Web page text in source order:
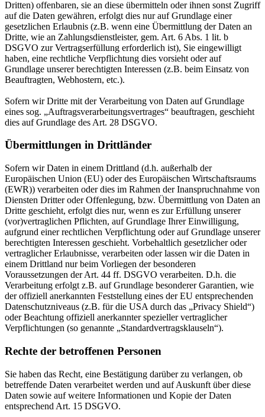
Dritten) offenbaren, sie an diese übermitteln oder ihnen sonst Zugriff
auf die Daten gewähren, erfolgt dies nur auf Grundlage einer
gesetzlichen Erlaubnis (z.B. wenn eine Übermittlung der Daten an
Dritte, wie an Zahlungsdienstleister, gem. Art. 6 Abs. 1 lit. b
DSGVO zur Vertragserfüllung erforderlich ist), Sie eingewilligt
haben, eine rechtliche Verpflichtung dies vorsieht oder auf
Grundlage unserer berechtigten Interessen (z.B. beim Einsatz von
Beauftragten, Webhostern, etc.).
Sofern wir Dritte mit der Verarbeitung von Daten auf Grundlage
eines sog. „Auftragsverarbeitungsvertrages“ beauftragen, geschieht
dies auf Grundlage des Art. 28 DSGVO.
Übermittlungen in Drittländer
Sofern wir Daten in einem Drittland (d.h. außerhalb der
Europäischen Union (EU) oder des Europäischen Wirtschaftsraums
(EWR)) verarbeiten oder dies im Rahmen der Inanspruchnahme von
Diensten Dritter oder Offenlegung, bzw. Übermittlung von Daten an
Dritte geschieht, erfolgt dies nur, wenn es zur Erfüllung unserer
(vor)vertraglichen Pflichten, auf Grundlage Ihrer Einwilligung,
aufgrund einer rechtlichen Verpflichtung oder auf Grundlage unserer
berechtigten Interessen geschieht. Vorbehaltlich gesetzlicher oder
vertraglicher Erlaubnisse, verarbeiten oder lassen wir die Daten in
einem Drittland nur beim Vorliegen der besonderen
Voraussetzungen der Art. 44 ff. DSGVO verarbeiten. D.h. die
Verarbeitung erfolgt z.B. auf Grundlage besonderer Garantien, wie
der offiziell anerkannten Feststellung eines der EU entsprechenden
Datenschutzniveaus (z.B. für die USA durch das „Privacy Shield“)
oder Beachtung offiziell anerkannter spezieller vertraglicher
Verpflichtungen (so genannte „Standardvertragsklauseln“).
Rechte der betroffenen Personen
Sie haben das Recht, eine Bestätigung darüber zu verlangen, ob
betreffende Daten verarbeitet werden und auf Auskunft über diese
Daten sowie auf weitere Informationen und Kopie der Daten
entsprechend Art. 15 DSGVO.